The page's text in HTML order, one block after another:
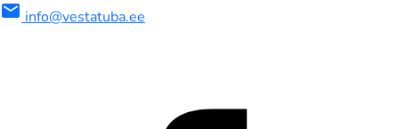
mail info@vestatuba.ee